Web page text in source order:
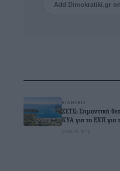
Add Dimokratiki.gr
ΕΙΔΉΣΕΙΣ
ΣΕΤΕ: Σημαντική
ΚΥΑ για το ΕΧΠ για
08.08.26 · 11:40